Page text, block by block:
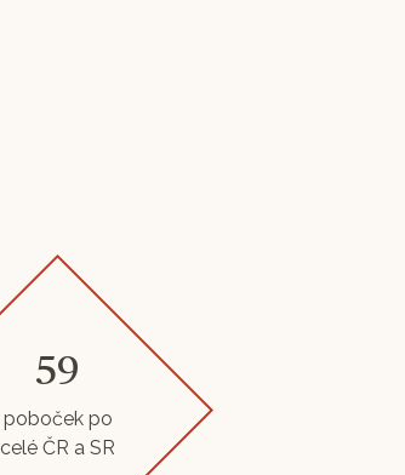
59
poboček po
celé ČR a SR